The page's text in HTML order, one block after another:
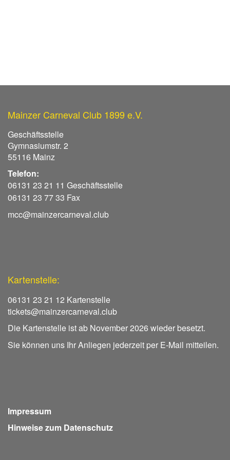
Mainzer Carneval Club 1899 e.V.
Geschäftsstelle
Gymnasiumstr. 2
55116 Mainz
Telefon:
06131 23 21 11 Geschäftsstelle
06131 23 77 33 Fax
mcc@mainzercarneval.club
Kartenstelle:
06131 23 21 12 Kartenstelle
tickets@mainzercarneval.club
Die Kartenstelle ist ab November 2026 wieder besetzt.
Sie können uns Ihr Anliegen jederzeit per E-Mail mitteilen.
Impressum
Hinweise zum Datenschutz